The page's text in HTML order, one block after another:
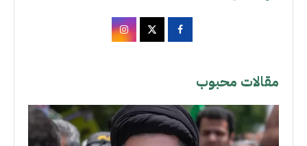
مقالات محبوب